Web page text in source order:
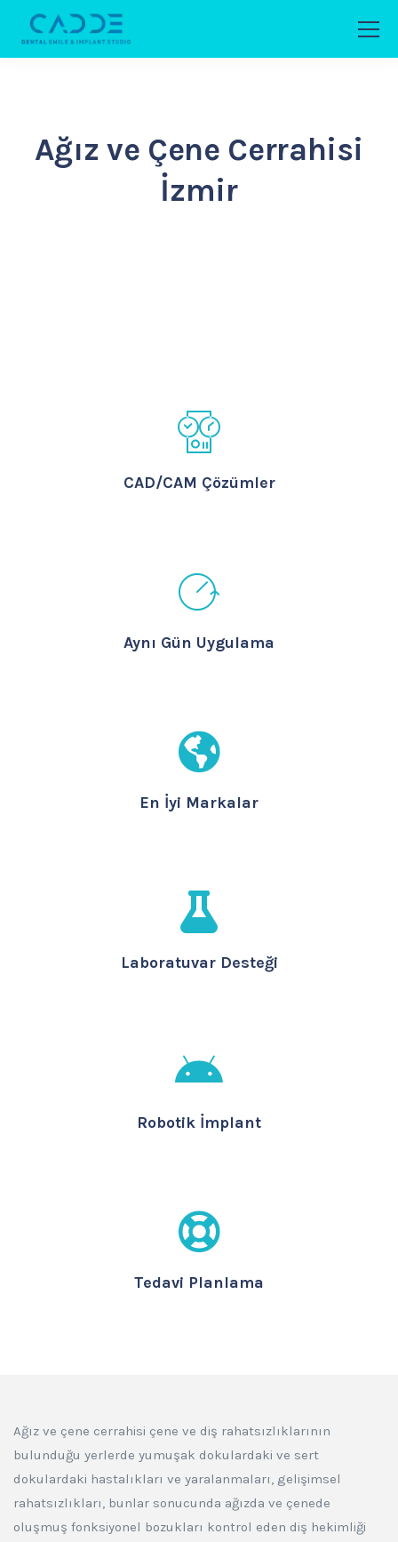
Ağız ve Çene Cerrahisi
İzmir
CAD/CAM Çözümler
Aynı Gün Uygulama
En İyi Markalar
Laboratuvar Desteği
Robotik İmplant
Tedavi Planlama
Ağız ve çene cerrahisi çene ve diş rahatsızlıklarının
bulunduğu yerlerde yumuşak dokulardaki ve sert
dokulardaki hastalıkları ve yaralanmaları, gelişimsel
rahatsızlıkları, bunlar sonucunda ağızda ve çenede
oluşmuş fonksiyonel bozukları kontrol eden diş hekimliği